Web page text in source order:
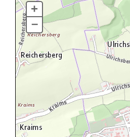
+
–